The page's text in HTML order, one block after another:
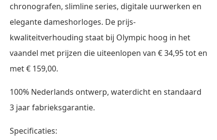
chronografen, slimline series, digitale uurwerken en
elegante dameshorloges. De prijs-
kwaliteitverhouding staat bij Olympic hoog in het
vaandel met prijzen die uiteenlopen van € 34,95 tot en
met € 159,00.
100% Nederlands ontwerp, waterdicht en standaard
3 jaar fabrieksgarantie.
Specificaties: